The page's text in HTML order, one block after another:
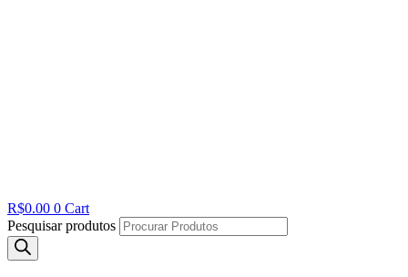
R$0.00 0 Cart
Pesquisar produtos